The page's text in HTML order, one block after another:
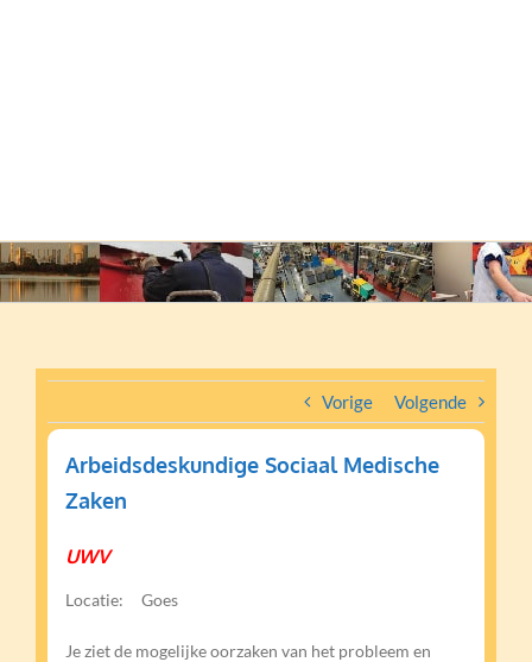
Vorige Volgende
Arbeidsdeskundige Sociaal Medische
Zaken
UWV
Locatie: Goes
Je ziet de mogelijke oorzaken van het probleem en